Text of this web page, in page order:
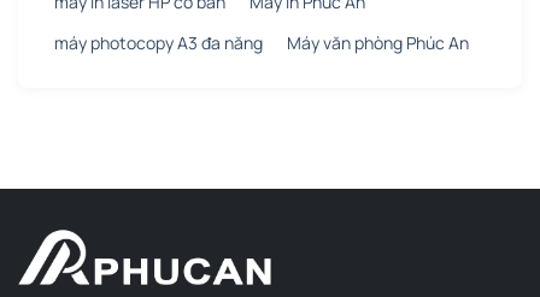
máy photocopy A3 đa năng
Máy văn phòng Phúc An